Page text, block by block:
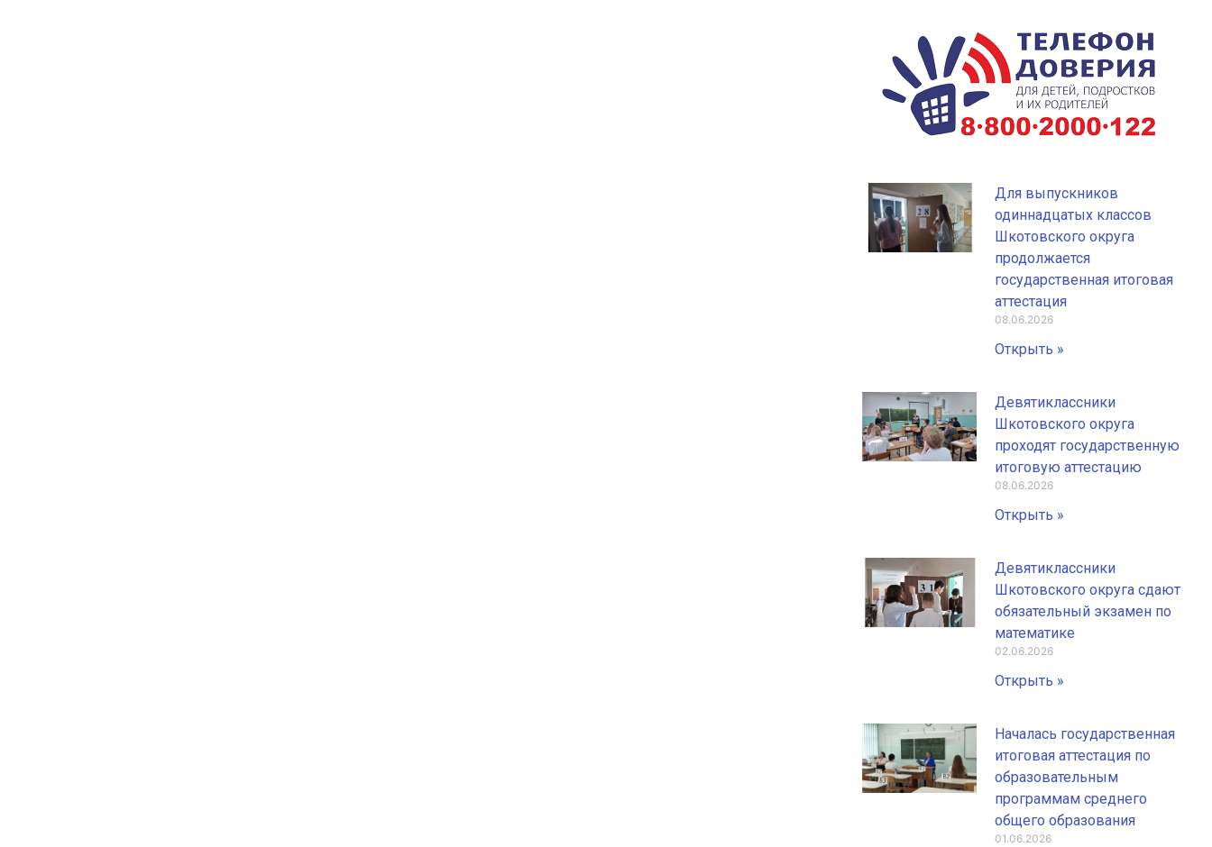
Для выпускников
одиннадцатых классов
Шкотовского округа
продолжается
государственная итоговая
аттестация
08.06.2026
Открыть »
Девятиклассники
Шкотовского округа
проходят государственную
итоговую аттестацию
08.06.2026
Открыть »
Девятиклассники
Шкотовского округа сдают
обязательный экзамен по
математике
02.06.2026
Открыть »
Началась государственная
итоговая аттестация по
образовательным
программам среднего
общего образования
01.06.2026